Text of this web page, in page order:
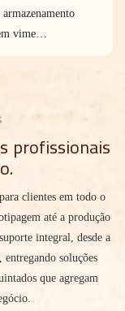
armazenamento
vime
profissionais
clientes em todo o
até a produção
integral, desde a
soluções
que agregam